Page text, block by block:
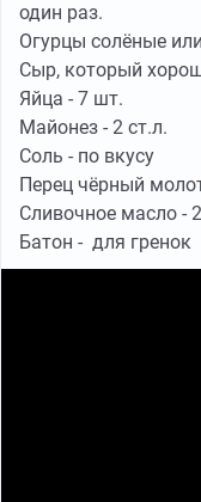
один раз.
Огурцы солёные
Сыр, который
Яйца - 7 шт.
Майонез - 2 ст.л.
Соль - по вкусу
Перец чёрный
Сливочное масло -
Батон - для гренок